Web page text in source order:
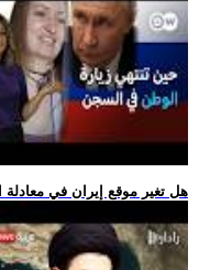
.. هل تغير موقع إيران في